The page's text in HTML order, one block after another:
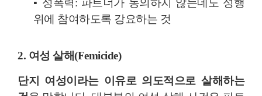
▪ 성폭력: 파트너가 동의하지 않는데도 성행
위에 참여하도록 강요하는 것
2. 여성 살해(Femicide)
단지 여성이라는 이유로 의도적으로 살해하는